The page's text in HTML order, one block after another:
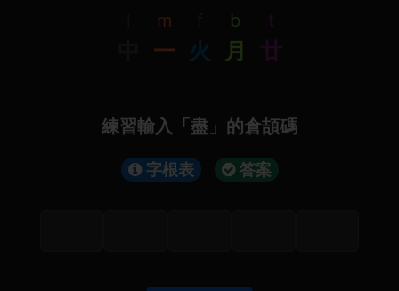
m
一
f
火
b
月
t
廿
練習輸入「盡」的倉頡碼
字根表 答案